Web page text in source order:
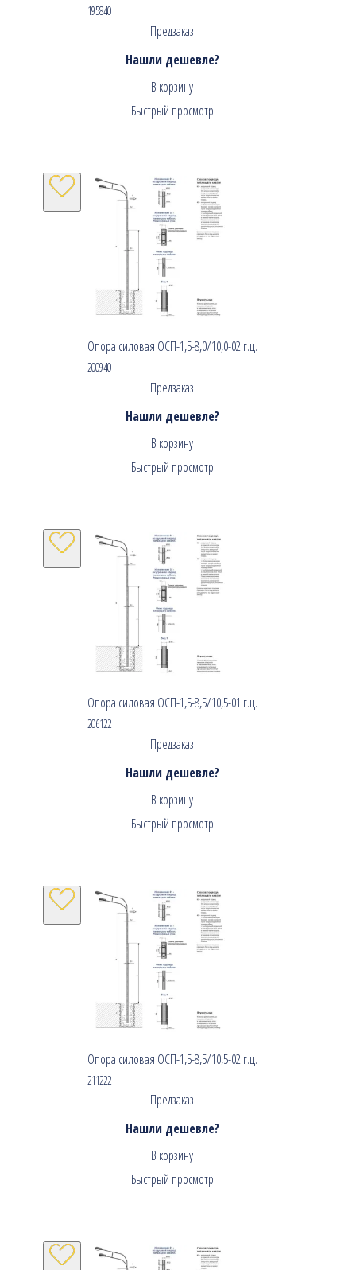
195840
Предзаказ
Нашли дешевле?
В корзину
Быстрый просмотр
Опора силовая ОСП-1,5-8,0/10,0-02 г.ц.
200940
Предзаказ
Нашли дешевле?
В корзину
Быстрый просмотр
Опора силовая ОСП-1,5-8,5/10,5-01 г.ц.
206122
Предзаказ
Нашли дешевле?
В корзину
Быстрый просмотр
Опора силовая ОСП-1,5-8,5/10,5-02 г.ц.
211222
Предзаказ
Нашли дешевле?
В корзину
Быстрый просмотр